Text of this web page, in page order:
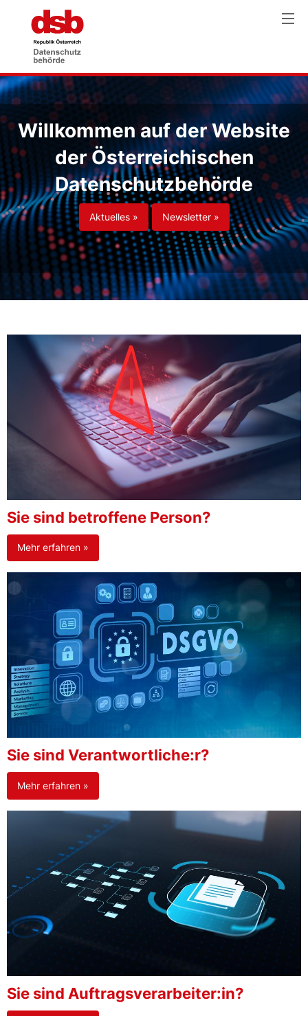
Willkommen auf der Website
der Österreichischen
Datenschutzbehörde
Aktuelles » Newsletter »
Sie sind betroffene Person?
Mehr erfahren »
Sie sind Verantwortliche:r?
Mehr erfahren »
Sie sind Auftragsverarbeiter:in?